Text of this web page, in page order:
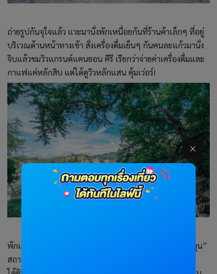
ถ่ายรูปกันจุใจแล้ว แวะมานั่งพักเหนื่อยกันที่ร้านค้าเล็กๆ ที่อยู่
บริเวณด้านหน้าทางเข้า สั่งเครื่องดื่มเย็นๆ กันคนละแก้วมานั่ง
จิบแล้วชมวิวแกรนด์แคนยอน คีรี เรียกว่าจ่ายค่าเครื่องดื่มและ
กาแฟแค่หลักสิบ แต่ได้ดูวิวหลักแสน คุ้มเว่อร์!
พักเหนื่อยเสร็จแล้ว ขับรถไปเที่ยวกันต่อที่ “วัดถ้ำเขาประทุน”
สถานที่ท่องเที่ยวใหม่ของระยองที่หลายคนอาจจะยังไม่เคย